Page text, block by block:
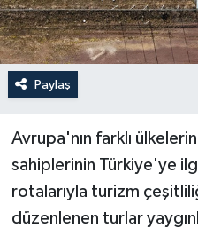
Paylaş
Avrupa'nın farklı
sahiplerinin Türkiye'ye
rotalarıyla turizm
düzenlenen turlar
Sağlık
Siyaset
Spor
Teknoloji